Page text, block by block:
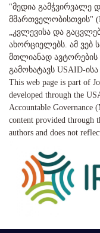
"მედია გამჭვირვალე
მმართველობისთვის"
„კვლევისა და
ახორციელებს. ამ ვებ
მთლიანად ავტორების
გამოხატავს USAID-
This web page is part of
developed through the
Accountable Governance
content provided through
authors and does not